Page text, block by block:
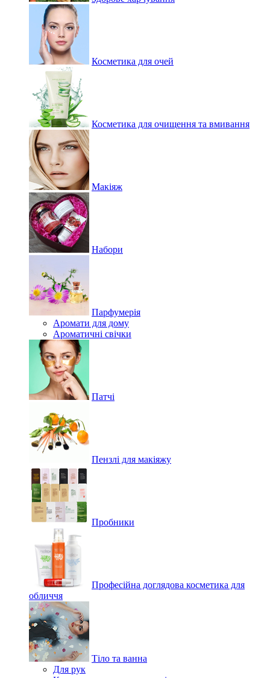
Косметика для очей
Косметика для очищення та вмивання
Макіяж
Набори
Парфумерія
Аромати для дому
Ароматичні свічки
Патчі
Пензлі для макіяжу
Пробники
Професійна доглядова косметика для
обличчя
Тіло та ванна
Для рук